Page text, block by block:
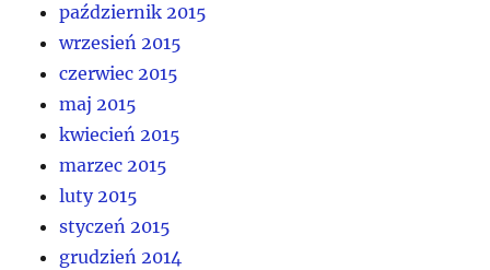
październik 2015
wrzesień 2015
czerwiec 2015
maj 2015
kwiecień 2015
marzec 2015
luty 2015
styczeń 2015
grudzień 2014